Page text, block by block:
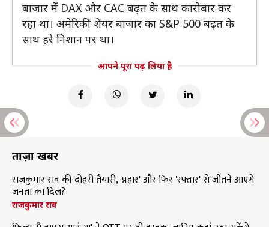
बाजार में DAX और CAC बढ़त के साथ कारोबार कर
रहा था। अमेरिकी शेयर बाजार का S&P 500 बढ़त के
साथ हरे निशान पर था।
आपने पूरा पढ़ लिया है
ताज़ा खबरें
राजकुमार राव की दोहरी तैयारी, 'प्रहार' और फिर 'रफ्तार' से जीतने आएंगे
जनता का दिल?
राजकुमार राव